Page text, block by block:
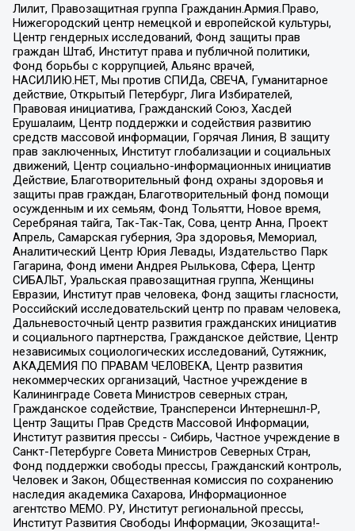
Лилит, Правозащитная группа Гражданин.Армия.Право,
Нижегородский центр немецкой и европейской культуры,
Центр гендерных исследований, Фонд защиты прав
граждан Штаб, Институт права и публичной политики,
Фонд борьбы с коррупцией, Альянс врачей,
НАСИЛИЮ.НЕТ, Мы против СПИДа, СВЕЧА, Гуманитарное
действие, Открытый Петербург, Лига Избирателей,
Правовая инициатива, Гражданский Союз, Хасдей
Ерушалаим, Центр поддержки и содействия развитию
средств массовой информации, Горячая Линия, В защиту
прав заключенных, Институт глобализации и социальных
движений, Центр социально-информационных инициатив
Действие, Благотворительный фонд охраны здоровья и
защиты прав граждан, Благотворительный фонд помощи
осужденным и их семьям, Фонд Тольятти, Новое время,
Серебряная тайга, Так-Так-Так, Сова, центр Анна, Проект
Апрель, Самарская губерния, Эра здоровья, Мемориал,
Аналитический Центр Юрия Левады, Издательство Парк
Гагарина, Фонд имени Андрея Рылькова, Сфера, Центр
СИБАЛЬТ, Уральская правозащитная группа, Женщины
Евразии, Институт прав человека, Фонд защиты гласности,
Российский исследовательский центр по правам человека,
Дальневосточный центр развития гражданских инициатив
и социального партнерства, Гражданское действие, Центр
независимых социологических исследований, Сутяжник,
АКАДЕМИЯ ПО ПРАВАМ ЧЕЛОВЕКА, Центр развития
некоммерческих организаций, Частное учреждение в
Калининграде Совета Министров северных стран,
Гражданское содействие, Трансперенси Интернешнл-Р,
Центр Защиты Прав Средств Массовой Информации,
Институт развития прессы - Сибирь, Частное учреждение в
Санкт-Петербурге Совета Министров Северных Стран,
Фонд поддержки свободы прессы, Гражданский контроль,
Человек и Закон, Общественная комиссия по сохранению
наследия академика Сахарова, Информационное
агентство МЕМО. РУ, Институт региональной прессы,
Институт Развития Свободы Информации, Экозащита!-